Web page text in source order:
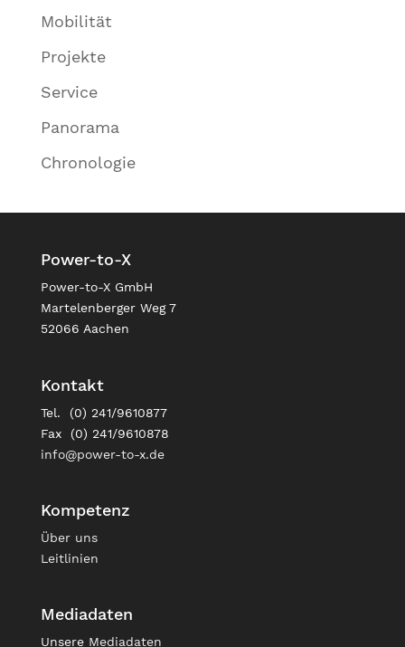
Mobilität
Projekte
Service
Panorama
Chronologie
Power-to-X
Power-to-X GmbH
Martelenberger Weg 7
52066 Aachen
Kontakt
Tel. (0) 241/9610877
Fax (0) 241/9610878
info@power-to-x.de
Kompetenz
Über uns
Leitlinien
Mediadaten
Unsere Mediadaten